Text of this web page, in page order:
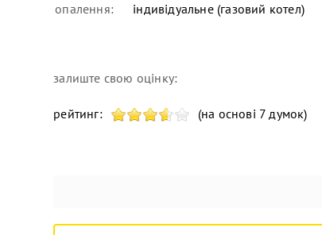
опалення: індивідуальне (газовий котел)
залиште свою оцінку:
рейтинг: (на основі 7 думок)